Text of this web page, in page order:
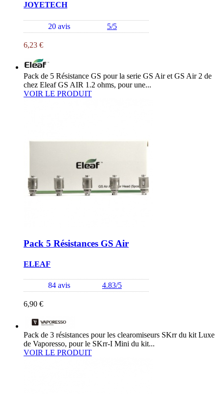
JOYETECH
20 avis 5/5
6,23 €
Pack de 5 Résistance GS pour la serie GS Air et GS Air 2 de
chez Eleaf GS AIR 1.2 ohms, pour une...
VOIR LE PRODUIT
Pack 5 Résistances GS Air
ELEAF
84 avis 4.83/5
6,90 €
Pack de 3 résistances pour les clearomiseurs SKrr du kit Luxe
de Vaporesso, pour le SKrr-I Mini du kit...
VOIR LE PRODUIT